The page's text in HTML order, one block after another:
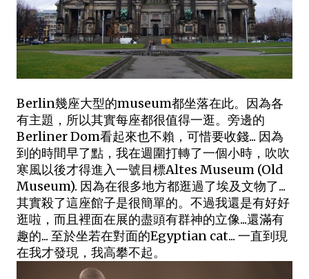
Berlin幾座大型的museum都坐落在此。因為各
有主題，所以其實每座都很值得一逛。旁邊的
Berliner Dom看起來也不賴，可惜要收錢... 因為
到的時間早了點，我在週圍打轉了一個小時，吹吹
寒風以後才得進入一號目標Altes Museum (Old
Museum). 因為在很多地方都逛過了埃及文物了...
其實殺了這座館子是很簡單的。不過我還是有好好
逛啦，而且裡面在展的盡頭有群神的立像...還滿有
趣的... 至於坐若在對面的Egyptian cat... 一直到現
在我才發現，我高攀不起。